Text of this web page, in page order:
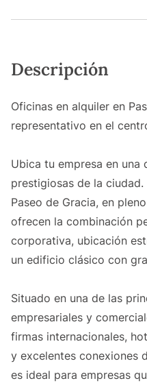
Descripción
Oficinas en alquiler en
representativo en el
Ubica tu empresa en una
prestigiosas de la
Paseo de Gracia, en
ofrecen la combinación
corporativa, ubicación
un edificio clásico con
Situado en una de las
empresariales y
firmas internacionales,
y excelentes conexiones
es ideal para empresas